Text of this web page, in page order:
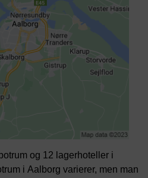
og 12 lagerhoteller i
i Aalborg varierer, men man